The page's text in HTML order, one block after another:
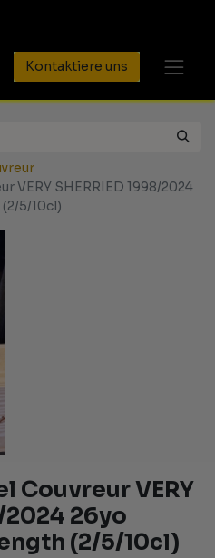
Kontaktiere uns
VERY SHERRIED 1998/2024
5/10cl)
Couvreur VERY
2024 26yo
(2/5/10cl)